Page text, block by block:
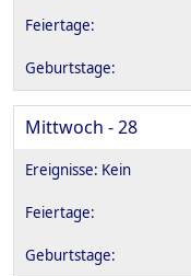
Mittwoch - 28